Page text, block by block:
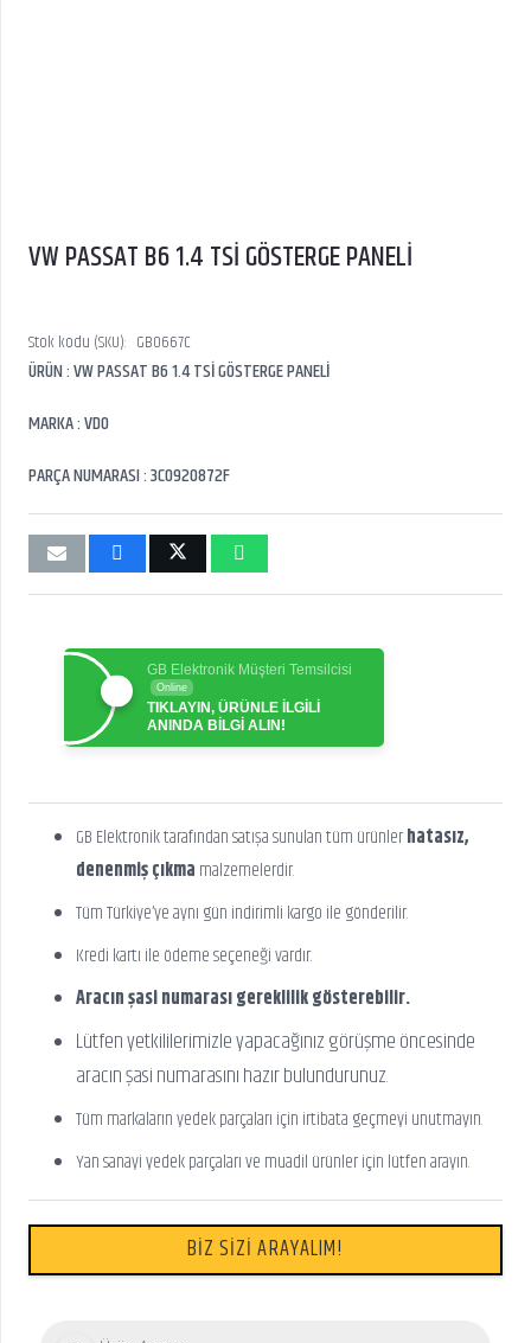
VW PASSAT B6 1.4 TSİ GÖSTERGE PANELİ
Stok kodu (SKU): GB0667C
ÜRÜN : VW PASSAT B6 1.4 TSİ GÖSTERGE PANELİ
MARKA : VDO
PARÇA NUMARASI : 3C0920872F
GB Elektronik Müşteri Temsilcisi
Online
TIKLAYIN, ÜRÜNLE İLGİLİ
ANINDA BİLGİ ALIN!
GB Elektronik tarafından satışa sunulan tüm ürünlerhatasız,
denenmiş çıkma malzemelerdir.
Tüm Türkiye’ye aynı gün indirimli kargo ile gönderilir.
Kredi kartı ile ödeme seçeneği vardır.
Aracın şasi numarası gereklilik gösterebilir.
Lütfen yetkililerimizle yapacağınız görüşme öncesinde
aracın şasi numarasını hazır bulundurunuz.
Tüm markaların yedek parçaları için irtibata geçmeyi unutmayın.
Yan sanayi yedek parçaları ve muadil ürünler için lütfen arayın.
BİZ SİZİ ARAYALIM!